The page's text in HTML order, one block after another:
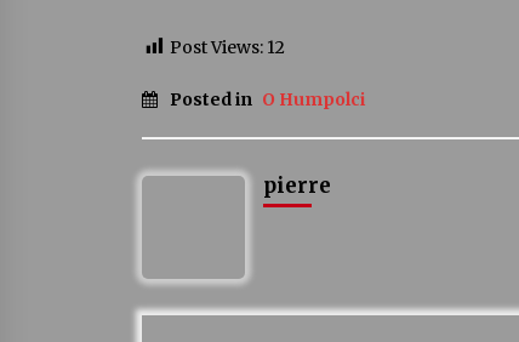
Post Views: 12
Posted in O Humpolci
pierre